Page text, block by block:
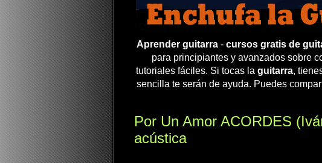
Aprender guitarra- cursos gratis de
para principiantes y avanzados sobre
tutoriales fáciles. Si tocas la guitarra,
sencilla te serán de ayuda. Puedes
Por Un Amor ACORDES
acústica